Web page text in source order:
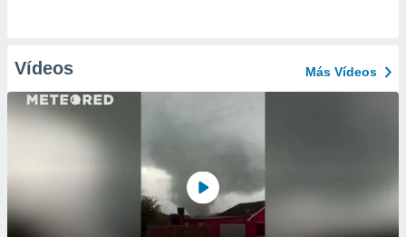
Vídeos Más Vídeos